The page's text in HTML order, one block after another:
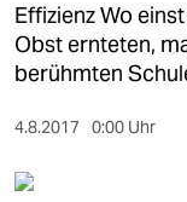
öko
gesellschaft
kultur
sport
Effizienz Wo
Obst ernteten,
berühmten
4.8.2017 0:00 Uhr